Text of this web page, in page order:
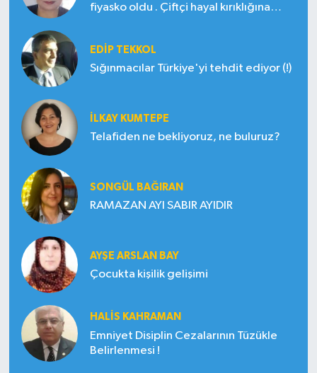
fiyasko oldu . Çiftçi hayal kırıklığına
EDIP TEKKOL
Sığınmacılar Türkiye'yi tehdit ediyor (!)
İLKAY KUMTEPE
Telafiden ne bekliyoruz, ne buluruz?
SONGÜL BAĞIRAN
RAMAZAN AYI SABIR AYIDIR
AYŞE ARSLAN BAY
Çocukta kişilik gelişimi
HALIS KAHRAMAN
Emniyet Disiplin Cezalarının Tüzükle
Belirlenmesi !